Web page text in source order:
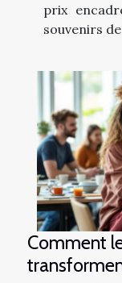
prix
souvenirs
Comment